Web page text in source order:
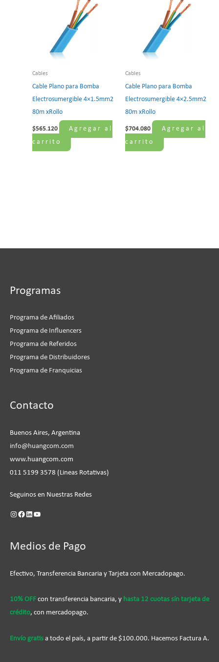
Cables
Cable Plano para Bomba
Electrosumergible 4×1.5mm2
80m xRollo
$565.120
Agregar al
carrito
Cables
Cable Plano para Bomba
Electrosumergible 4×2.5mm2
80m xRollo
$704.080
Agregar al
carrito
Programas
Programa de Afiliados
Programa de Influencers
Programa de Referidos
Programa de Distribuidores
Programa de Franquicias
Contacto
Buenos Aires, Argentina
info@huangcom.com
www.huangcom.com
011 5199 3578 (Lineas Rotativas)
Seguinos en Nuestras Redes
Medios de Pago
Efectivo, Transferencia Bancaria y Tarjeta con Mercadopago.
10% OFF con transferencia bancaria, y hasta 12 cuotas sín tarjeta de
crédito, con mercadopago.
Envío gratis a todo el país, a partir de $100.000. Hacemos Factura A.